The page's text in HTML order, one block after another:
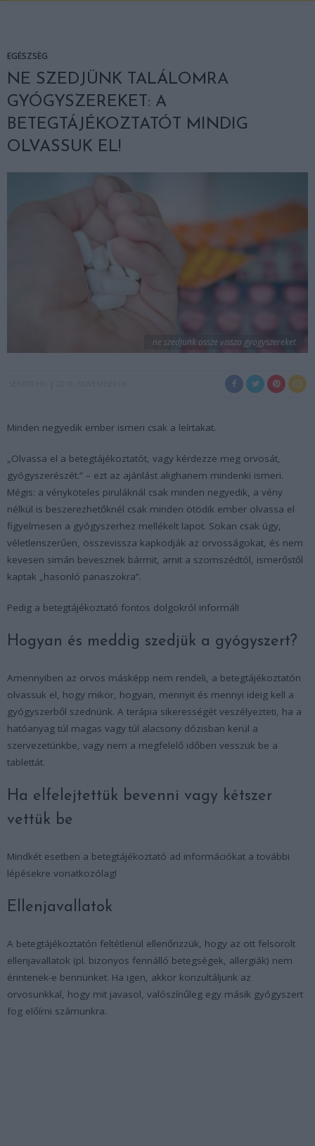
EGÉSZSÉG
NE SZEDJÜNK TALÁLOMRA
GYÓGYSZEREKET: A
BETEGTÁJÉKOZTATÓT MINDIG
OLVASSUK EL!
ne szedjunk ossze vissza gyogyszereket
Minden negyedik ember ismeri csak a leírtakat.
„Olvassa el a betegtájékoztatót, vagy kérdezze meg orvosát,
gyógyszerészét.” – ezt az ajánlást alighanem mindenki ismeri.
Mégis: a vényköteles piruláknál csak minden negyedik, a vény
nélkül is beszerezhetőknél csak minden ötödik ember olvassa el
figyelmesen a gyógyszerhez mellékelt lapot. Sokan csak úgy,
véletlenszerűen, összevissza kapkodják az orvosságokat, és nem
kevesen simán bevesznek bármit, amit a szomszédtól, ismerőstől
kaptak „hasonló panaszokra”.
Pedig a betegtájékoztató fontos dolgokról informál!
Hogyan és meddig szedjük a gyógyszert?
Amennyiben az orvos másképp nem rendeli, a betegtájékoztatón
olvassuk el, hogy mikor, hogyan, mennyit és mennyi ideig kell a
gyógyszerből szednünk. A terápia sikerességét veszélyezteti, ha a
hatóanyag túl magas vagy túl alacsony dózisban kerül a
szervezetünkbe, vagy nem a megfelelő időben vesszük be a
tablettát.
Ha elfelejtettük bevenni vagy kétszer
vettük be
Mindkét esetben a betegtájékoztató ad információkat a további
lépésekre vonatkozólag!
Ellenjavallatok
A betegtájékoztatón feltétlenül ellenőrizzük, hogy az ott felsorolt
ellenjavallatok (pl. bizonyos fennálló betegségek, allergiák) nem
érintenek-e bennünket. Ha igen, akkor konzultáljunk az
orvosunkkal, hogy mit javasol, valószínűleg egy másik gyógyszert
fog előírni számunkra.